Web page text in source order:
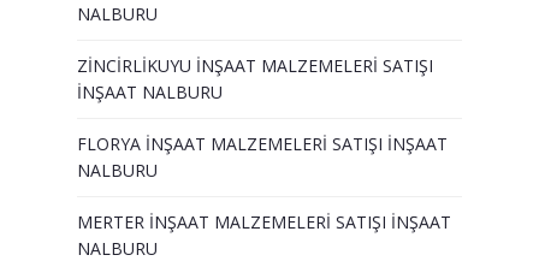
NALBURU
ZİNCİRLİKUYU İNŞAAT MALZEMELERİ SATIŞI
İNŞAAT NALBURU
FLORYA İNŞAAT MALZEMELERİ SATIŞI İNŞAAT
NALBURU
MERTER İNŞAAT MALZEMELERİ SATIŞI İNŞAAT
NALBURU